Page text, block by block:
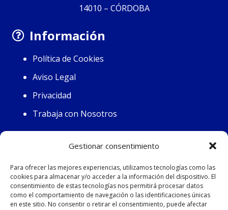
Gestionar consentimiento
Para ofrecer las mejores experiencias, utilizamos tecnologías como las
cookies para almacenar y/o acceder a la información del dispositivo. El
consentimiento de estas tecnologías nos permitirá procesar datos
como el comportamiento de navegación o las identificaciones únicas
en este sitio. No consentir o retirar el consentimiento, puede afectar
14010 – CÓRDOBA
Información
Política de Cookies
Aviso Legal
Privacidad
Trabaja con Nosotros
Contacto
Horario:
Lunes (7.45-14.30 / 16.15-19.30)
Martes-Viernes (7.45-15.15)